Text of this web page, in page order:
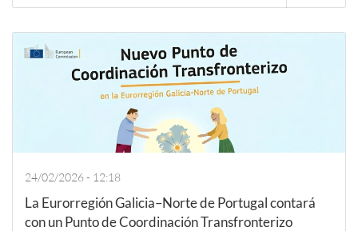
24/02/2026 - 12:18
La Eurorregión Galicia–Norte de Portugal contará
con un Punto de Coordinación Transfronterizo